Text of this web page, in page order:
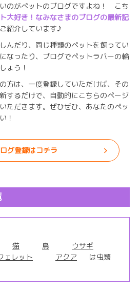
のがぺットのブログですよね！ こち
大好き！なみなさまのブログの最新記
紹介しています♪
んだり、同じ種類のペットを飼ってい
なったり、ブログでペットラバーの輪
ょう！
方は、一度登録していただけば、その
するだけで、自動的にこちらのページ
ただきます。ぜひぜひ、あなたのペッ
！
グ登録はコチラ
猫 鳥
ウサギ
ェレット アクア
は虫類